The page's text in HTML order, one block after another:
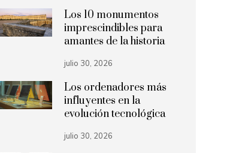
Los 10 monumentos
imprescindibles para
amantes de la historia
julio 30, 2026
Los ordenadores más
influyentes en la
evolución tecnológica
julio 30, 2026